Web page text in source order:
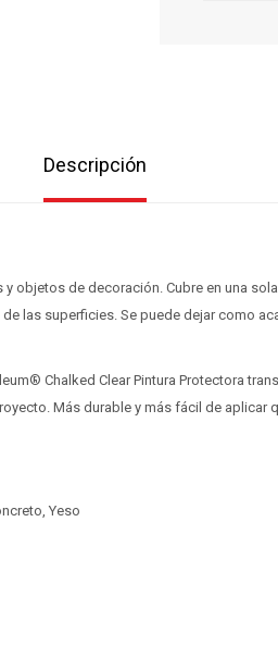
Descripción
objetos de decoración. Cubre en una
las superficies. Se puede dejar como
Chalked Clear Pintura Protectora
Más durable y más fácil de aplicar
Yeso